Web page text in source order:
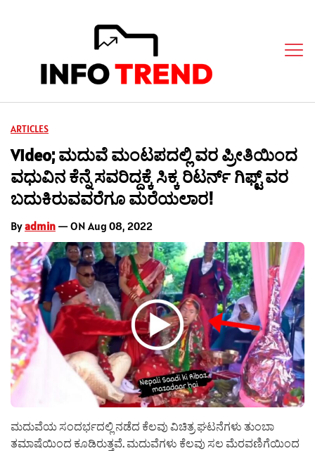
ARTICLES
Video; ಮದುವೆ ಮಂಟಪದಲ್ಲಿ ವರ ಪ್ರೀತಿಯಿಂದ
ವಧುವಿನ ಕೆನ್ನೆ ಸವರಿದ್ದಕ್ಕೆ ಸಿಕ್ಕ ರಿಟರ್ನ್ ಗಿಫ್ಟ್ ವರ
ಬದುಕಿರುವವರೆಗೂ ಮರೆಯಲಾರ!
Byadmin — ON Aug 08, 2022
ಮದುವೆಯ ಸಂದರ್ಭದಲ್ಲಿ ನಡೆದ ಕೆಲವು ವಿಚಿತ್ರ ಘಟನೆಗಳು ತುಂಬಾ
ತಮಾಷೆಯಿಂದ ಕೂಡಿರುತ್ತವೆ. ಮದುವೆಗಳು ಕೆಲವು ಸಲ ಮೆರವಣಿಗೆಯಿಂದ